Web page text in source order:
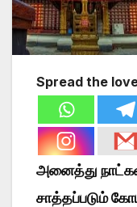
Spread the
அனைத்து
சாத்தப்படும்